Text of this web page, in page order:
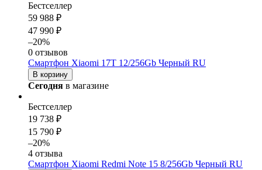
Бестселлер
59 988 ₽
47 990 ₽
–20%
0 отзывов
Смартфон Xiaomi 17T 12/256Gb Черный RU
В корзину
Сегодня в магазине
Бестселлер
19 738 ₽
15 790 ₽
–20%
4 отзыва
Смартфон Xiaomi Redmi Note 15 8/256Gb Черный RU